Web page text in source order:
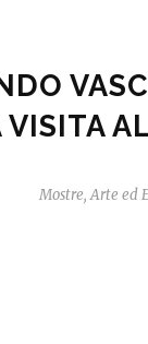
VISITA
Mostre, Arte ed